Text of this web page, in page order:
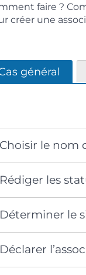
faire ?
créer une
général
Choisir le nom
Rédiger les
Déterminer le
Déclarer